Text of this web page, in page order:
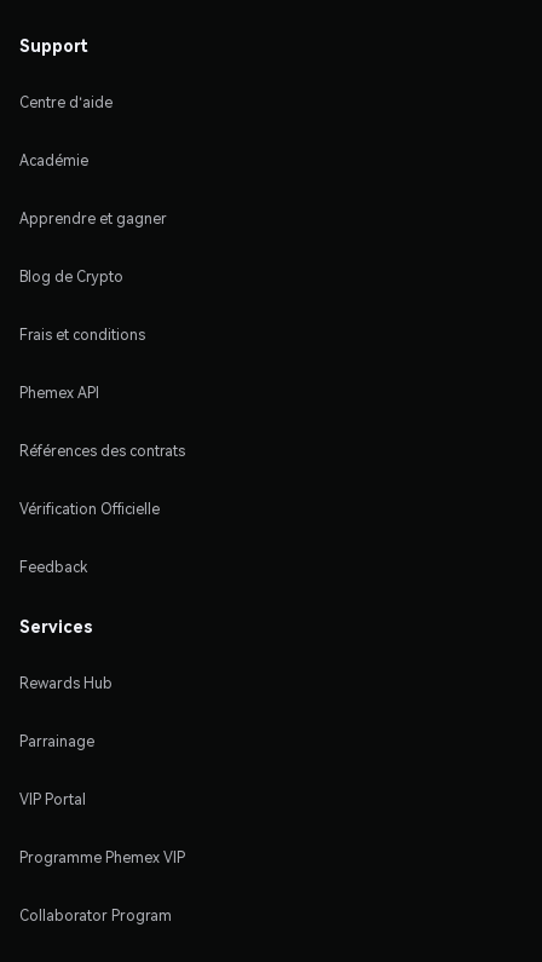
Support
Centre d'aide
Académie
Apprendre et gagner
Blog de Crypto
Frais et conditions
Phemex API
Références des contrats
Vérification Officielle
Feedback
Services
Rewards Hub
Parrainage
VIP Portal
Programme Phemex VIP
Collaborator Program